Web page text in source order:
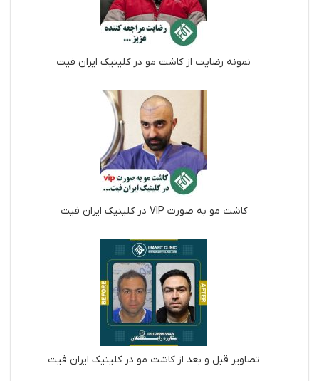
نمونه رضایت از کاشت مو در کلینیک ایران فیت
کاشت مو به صورت VIP در کلینیک ایران فیت
تصاویر قبل و بعد از کاشت مو در کلینیک ایران فیت